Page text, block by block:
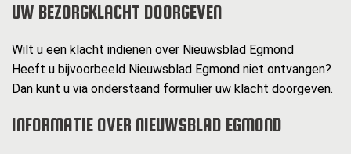
UW BEZORGKLACHT DOORGEVEN
Wilt u een klacht indienen over Nieuwsblad Egmond
Heeft u bijvoorbeeld Nieuwsblad Egmond niet ontvangen?
Dan kunt u via onderstaand formulier uw klacht doorgeven.
INFORMATIE OVER NIEUWSBLAD EGMOND